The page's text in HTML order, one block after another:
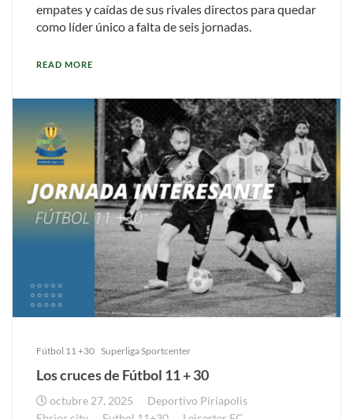
empates y caídas de sus rivales directos para quedar
como líder único a falta de seis jornadas.
READ MORE
Fútbol 11 +30 Superliga Sportcenter
Los cruces de Fútbol 11 + 30
octubre 27, 2025
Deportivo Piriapolis